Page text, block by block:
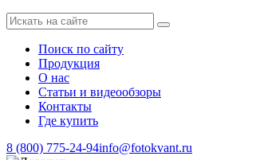
Поиск по сайту
Продукция
О нас
Статьи и видеообзоры
Контакты
Где купить
8 (800) 775-24-94info@fotokvant.ru